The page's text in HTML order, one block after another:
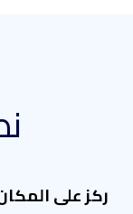
ركز على